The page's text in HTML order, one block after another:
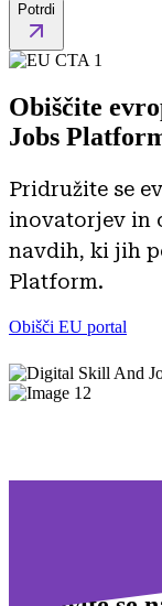
Potrdi
Obiščite
Jobs
Pridružite se
inovatorjev in
navdih, ki jih
Platform.
Obišči EU portal